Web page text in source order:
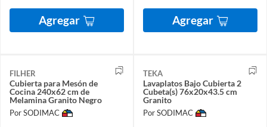
Agregar Agregar
FILHER
Cubierta para Mesón de
Cocina 240x62 cm de
Melamina Granito Negro
Por SODIMAC
TEKA
Lavaplatos Bajo Cubierta 2
Cubeta(s) 76x20x43.5 cm
Granito
Por SODIMAC